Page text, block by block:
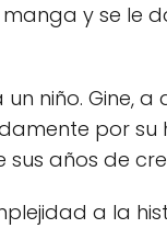
y se le
niño. Gine, a
por su
años de
a la